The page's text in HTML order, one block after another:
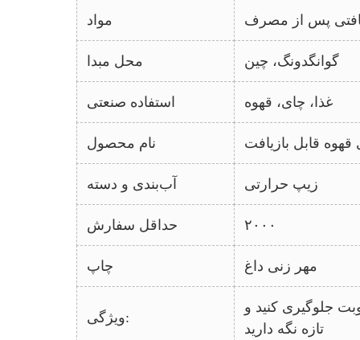
مواد پس از مصرف
محل مبدا گوانگدونگ، چین
استفاده صنعتی غذا، چای، قهوه
نام محصول قهوه قابل بازیافت
آب‌بندی و دسته زیپ حرارتی
حداقل سفارش ۲۰۰۰
چاپ مهر زنی داغ
ویژگی:
جلوگیری کنید و
تازه نگه دارید